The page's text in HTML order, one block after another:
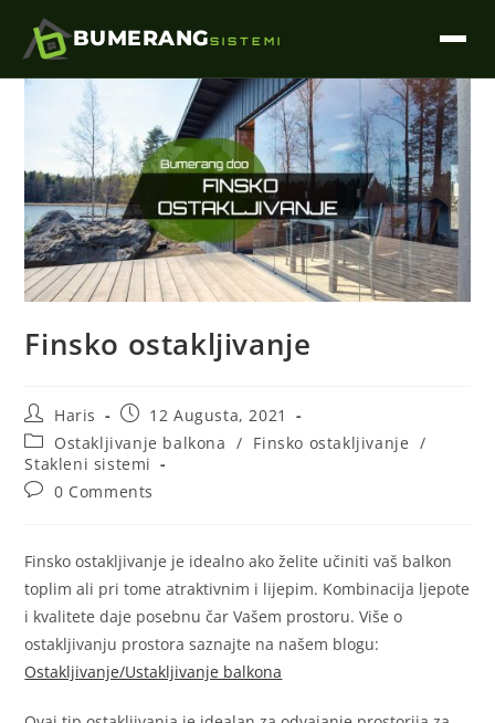
BUMERANGSISTEMI
Finsko ostakljivanje
Haris
12 Augusta, 2021
Ostakljivanje balkona / Finsko ostakljivanje /
Stakleni sistemi
0 Comments
Finsko ostakljivanje je idealno ako želite učiniti vaš balkon
toplim ali pri tome atraktivnim i lijepim. Kombinacija ljepote
i kvalitete daje posebnu čar Vašem prostoru. Više o
ostakljivanju prostora saznajte na našem blogu:
Ostakljivanje/Ustakljivanje balkona